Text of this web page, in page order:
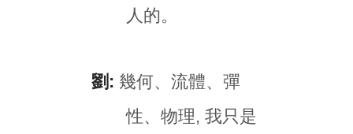
人的。
劉: 幾何、流體、彈
性、物理, 我只是